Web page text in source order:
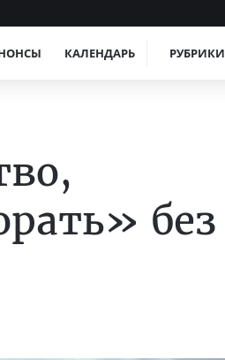
КАЛЕНДАРЬ РУБРИКИ
без